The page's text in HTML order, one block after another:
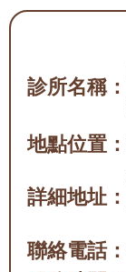
診所名稱：
地點位置：
詳細地址：
聯絡電話：